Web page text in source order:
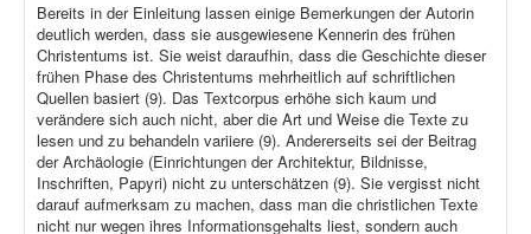
Bereits in der Einleitung lassen einige Bemerkungen der Autorin
deutlich werden, dass sie ausgewiesene Kennerin des frühen
Christentums ist. Sie weist daraufhin, dass die Geschichte dieser
frühen Phase des Christentums mehrheitlich auf schriftlichen
Quellen basiert (9). Das Textcorpus erhöhe sich kaum und
verändere sich auch nicht, aber die Art und Weise die Texte zu
lesen und zu behandeln variiere (9). Andererseits sei der Beitrag
der Archäologie (Einrichtungen der Architektur, Bildnisse,
Inschriften, Papyri) nicht zu unterschätzen (9). Sie vergisst nicht
darauf aufmerksam zu machen, dass man die christlichen Texte
nicht nur wegen ihres Informationsgehalts liest, sondern auch